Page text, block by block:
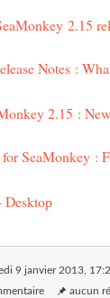
2.15
Notes :
2.15 :
SeaMonkey :
Desktop
9 janvier 2013 ,
aucun